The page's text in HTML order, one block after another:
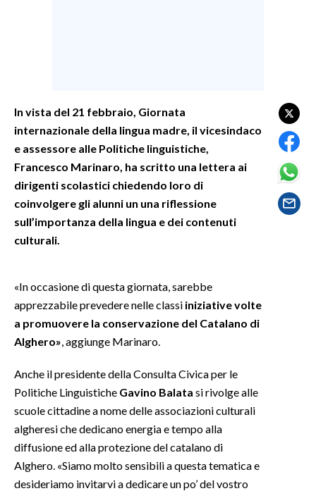
SPETTACOLI
GOSSIP
SALUTE
SARDEGNA TURISMO
#CARAUNIONE
INSULARITÀ
INFO AZIENDE
ANNUNCI
In vista del 21 febbraio, Giornata
internazionale della lingua madre, il vicesindaco
e assessore alle Politiche linguistiche,
Francesco Marinaro, ha scritto una lettera ai
dirigenti scolastici chiedendo loro di
coinvolgere gli alunni un una riflessione
sull’importanza della lingua e dei contenuti
culturali.
«In occasione di questa giornata, sarebbe
apprezzabile prevedere nelle classi iniziative volte
a promuovere la conservazione del Catalano di
Alghero» , aggiunge Marinaro.
Anche il presidente della Consulta Civica per le
Politiche Linguistiche Gavino Balata si rivolge alle
scuole cittadine a nome delle associazioni culturali
algheresi che dedicano energia e tempo alla
diffusione ed alla protezione del catalano di
Alghero. «Siamo molto sensibili a questa tematica e
desideriamo invitarvi a dedicare un po’ del vostro